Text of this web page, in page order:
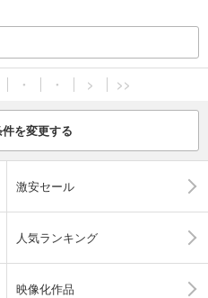
・ ・ > >>
を変更する
激安セール
人気ランキング
映像化作品